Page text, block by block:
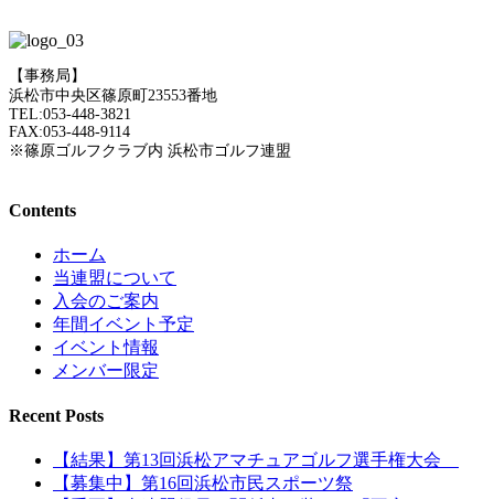
【事務局】
浜松市中央区篠原町23553番地
TEL:053-448-3821
FAX:053-448-9114
※篠原ゴルフクラブ内 浜松市ゴルフ連盟
Contents
ホーム
当連盟について
入会のご案内
年間イベント予定
イベント情報
メンバー限定
Recent Posts
【結果】第13回浜松アマチュアゴルフ選手権大会
【募集中】第16回浜松市民スポーツ祭